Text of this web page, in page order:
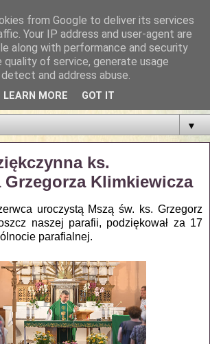
ZBAWICIELA W ŁODZI
▼
ks.
Grzegorza Klimkiewicza
uroczystą Mszą św. ks. Grzegorz
naszej parafii, podziękował za 17
parafialnej.
from Google to deliver its services
Your IP address and user-agent are
along with performance and security
of service, generate usage
and address abuse.
LEARN MORE GOT IT